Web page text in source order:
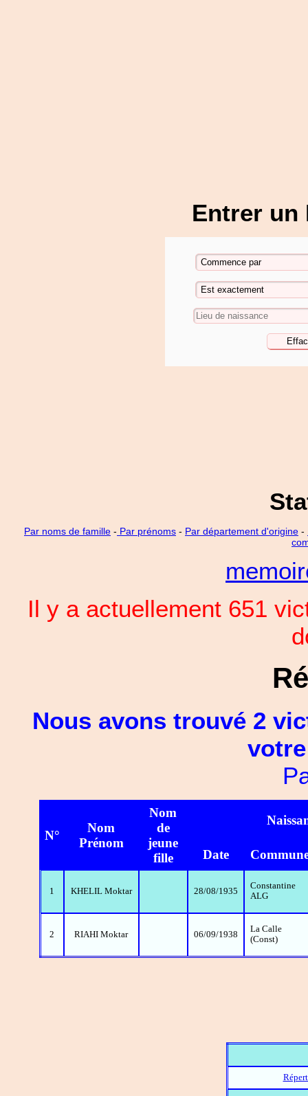
Entrer un
Par noms de famille - Par prénoms - Par département d'origine -
Il y a actuellement 651
Nous avons trouvé 2
N°
Nom
Prénom
Nom
de
jeune
fille
Date
1 KHELIL Moktar 28/08/1935
Constantine
ALG
2 RIAHI Moktar 06/09/1938
La Calle
(Const)